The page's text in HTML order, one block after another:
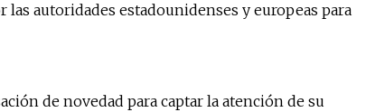
autoridades estadounidenses y europeas para
de novedad para captar la atención de su